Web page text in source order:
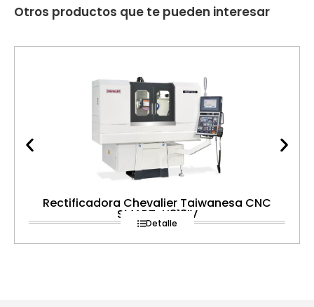
Otros productos que te pueden interesar
Rectificadora Chevalier Taiwanesa CNC
SMART-H818IV
Detalle